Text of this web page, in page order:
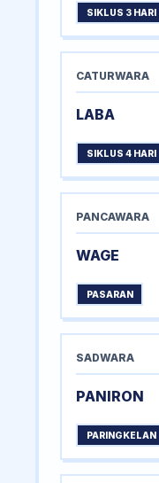
SIKLUS 3 HARI
CATURWARA
LABA
SIKLUS 4 HARI
PANCAWARA
WAGE
PASARAN
SADWARA
PANIRON
PARINGKELAN